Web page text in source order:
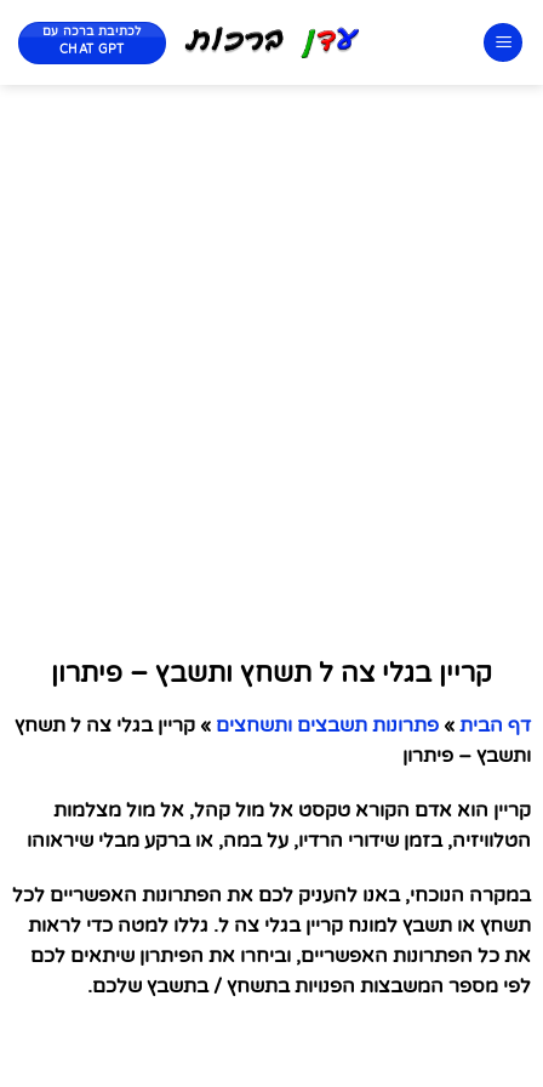
לכתיבת ברכה עם
CHAT GPT
קריין בגלי צה ל תשחץ ותשבץ – פיתרון
דף הבית » פתרונות תשבצים ותשחצים » קריין בגלי צה ל תשחץ
ותשבץ – פיתרון
קריין הוא אדם הקורא טקסט אל מול קהל, אל מול מצלמות
הטלוויזיה, בזמן שידורי הרדיו, על במה, או ברקע מבלי שיראוהו
במקרה הנוכחי, באנו להעניק לכם את הפתרונות האפשריים לכל
תשחץ או תשבץ למונח קריין בגלי צה ל. גללו למטה כדי לראות
את כל הפתרונות האפשריים, וביחרו את הפיתרון שיתאים לכם
לפי מספר המשבצות הפנויות בתשחץ / בתשבץ שלכם.